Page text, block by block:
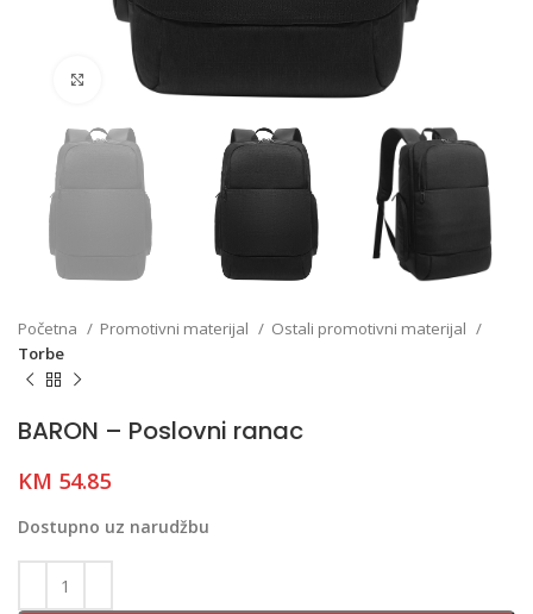
Click to enlarge
Početna Promotivni materijal
Ostali promotivni materijal
Torbe
BARON – Poslovni ranac
KM 54.85
Dostupno uz narudžbu